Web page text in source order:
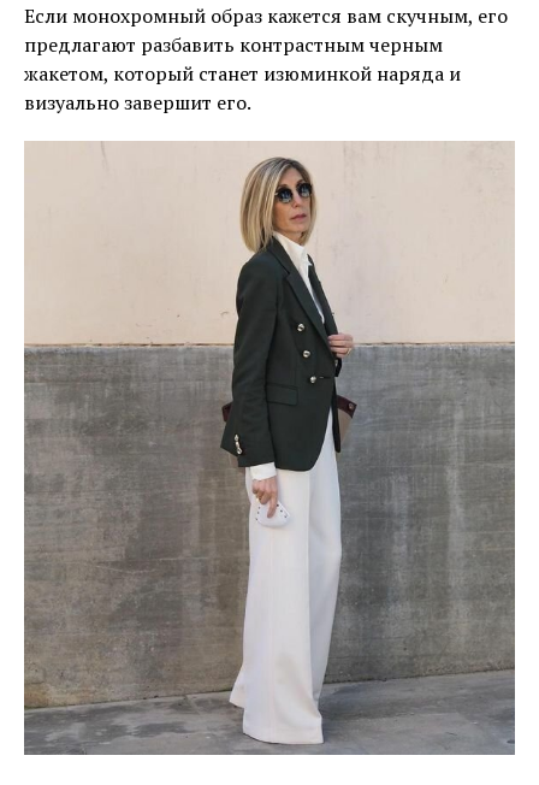
Если монохромный образ кажется вам скучным, его
предлагают разбавить контрастным черным
жакетом, который станет изюминкой наряда и
визуально завершит его.